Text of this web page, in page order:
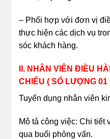
– Phối hợp với đơn vị
thực hiện các dịch vụ
sóc khách hàng.
II. NHÂN VIÊN ĐIỀU
CHIẾU ( SỐ LƯỢNG 01
Tuyển dụng nhân viên
Mô tả công việc: Chi tiết
qua buổi phỏng vấn.